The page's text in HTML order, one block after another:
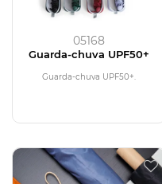
05168
Guarda-chuva UPF50+
Guarda-chuva UPF50+.